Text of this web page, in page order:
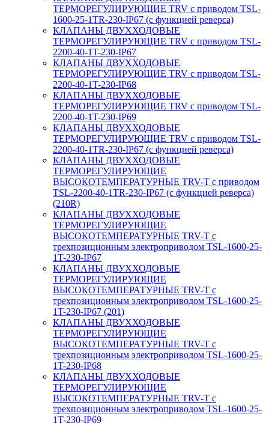
ТЕРМОРЕГУЛИРУЮЩИЕ TRV с приводом TSL-
1600-25-1TR-230-IP67 (с функцией реверса)
КЛАПАНЫ ДВУХХОДОВЫЕ
ТЕРМОРЕГУЛИРУЮЩИЕ TRV с приводом TSL-
2200-40-1T-230-IP67
КЛАПАНЫ ДВУХХОДОВЫЕ
ТЕРМОРЕГУЛИРУЮЩИЕ TRV с приводом TSL-
2200-40-1T-230-IP68
КЛАПАНЫ ДВУХХОДОВЫЕ
ТЕРМОРЕГУЛИРУЮЩИЕ TRV с приводом TSL-
2200-40-1T-230-IP69
КЛАПАНЫ ДВУХХОДОВЫЕ
ТЕРМОРЕГУЛИРУЮЩИЕ TRV с приводом TSL-
2200-40-1TR-230-IP67 (с функцией реверса)
КЛАПАНЫ ДВУХХОДОВЫЕ
ТЕРМОРЕГУЛИРУЮЩИЕ
ВЫСОКОТЕМПЕРАТУРНЫЕ TRV-T с приводом
TSL-2200-40-1TR-230-IP67 (с функцией реверса)
(210R)
КЛАПАНЫ ДВУХХОДОВЫЕ
ТЕРМОРЕГУЛИРУЮЩИЕ
ВЫСОКОТЕМПЕРАТУРНЫЕ TRV-T с
трехпозиционным электроприводом TSL-1600-25-
1T-230-IP67
КЛАПАНЫ ДВУХХОДОВЫЕ
ТЕРМОРЕГУЛИРУЮЩИЕ
ВЫСОКОТЕМПЕРАТУРНЫЕ TRV-T с
трехпозиционным электроприводом TSL-1600-25-
1T-230-IP67 (201)
КЛАПАНЫ ДВУХХОДОВЫЕ
ТЕРМОРЕГУЛИРУЮЩИЕ
ВЫСОКОТЕМПЕРАТУРНЫЕ TRV-T с
трехпозиционным электроприводом TSL-1600-25-
1T-230-IP68
КЛАПАНЫ ДВУХХОДОВЫЕ
ТЕРМОРЕГУЛИРУЮЩИЕ
ВЫСОКОТЕМПЕРАТУРНЫЕ TRV-T с
трехпозиционным электроприводом TSL-1600-25-
1T-230-IP69